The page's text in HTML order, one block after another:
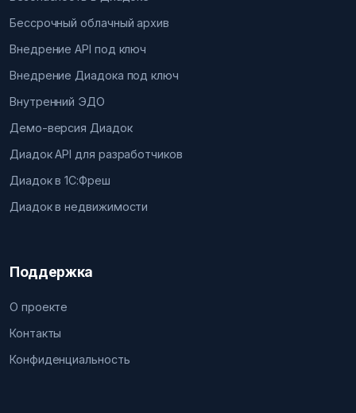
Бессрочный облачный архив
Внедрение API под ключ
Внедрение Диадока под ключ
Внутренний ЭДО
Демо-версия Диадок
Диадок API для разработчиков
Диадок в 1С:Фреш
Диадок в недвижимости
Поддержка
О проекте
Контакты
Конфиденциальность